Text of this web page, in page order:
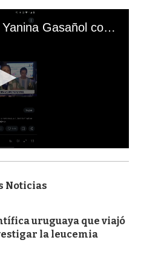
El mal momento de Yanina Gasañol con un hincha argentino en "Subrayado"
Noticias
uruguaya que viajó
la leucemia